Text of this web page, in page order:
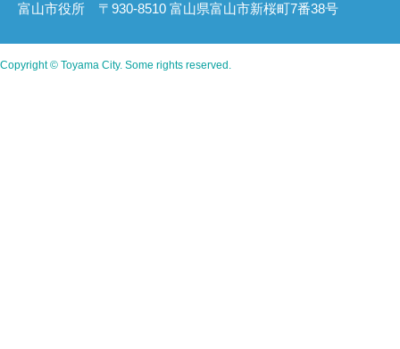
富山市役所 〒930-8510 富山県富山市新桜町7番38号
Copyright © Toyama City. Some rights reserved.